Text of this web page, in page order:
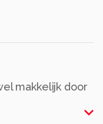
makkelijk door
ze ook een